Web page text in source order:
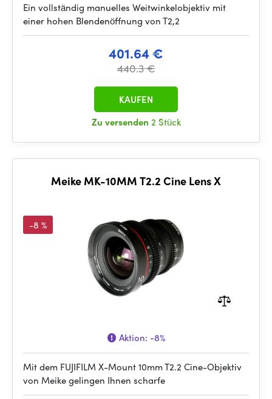
Ein vollständig manuelles Weitwinkelobjektiv mit
einer hohen Blendenöffnung von T2,2
401.64 €
440.3 €
Zu versenden 2 Stück
KAUFEN
Meike MK-10MM T2.2 Cine Lens X
-8 %
Aktion: -8%
Mit dem FUJIFILM X-Mount 10mm T2.2 Cine-Objektiv
von Meike gelingen Ihnen scharfe